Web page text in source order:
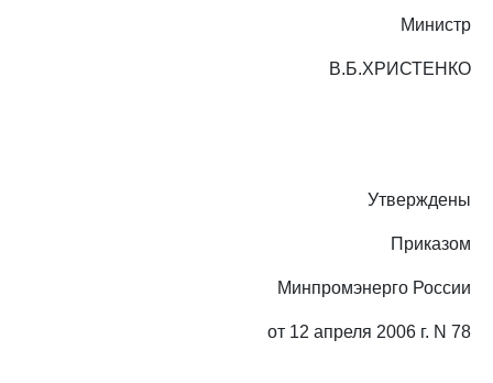
Министр
В.Б.ХРИСТЕНКО
Утверждены
Приказом
Минпромэнерго России
от 12 апреля 2006 г. N 78